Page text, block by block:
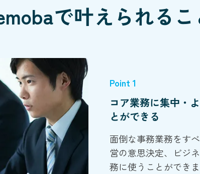
で叶えられるこ
Point 1
コア業務に集中・
とができる
面倒な事務業務をす
営の意思決定、ビジ
務に使うことができま